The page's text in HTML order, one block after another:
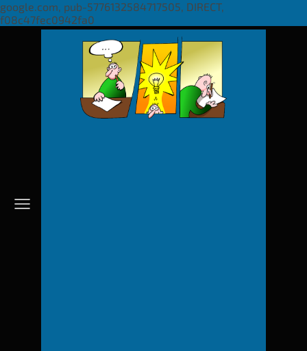
google.com, pub-5776132584717505, DIRECT,
f08c47fec0942fa0